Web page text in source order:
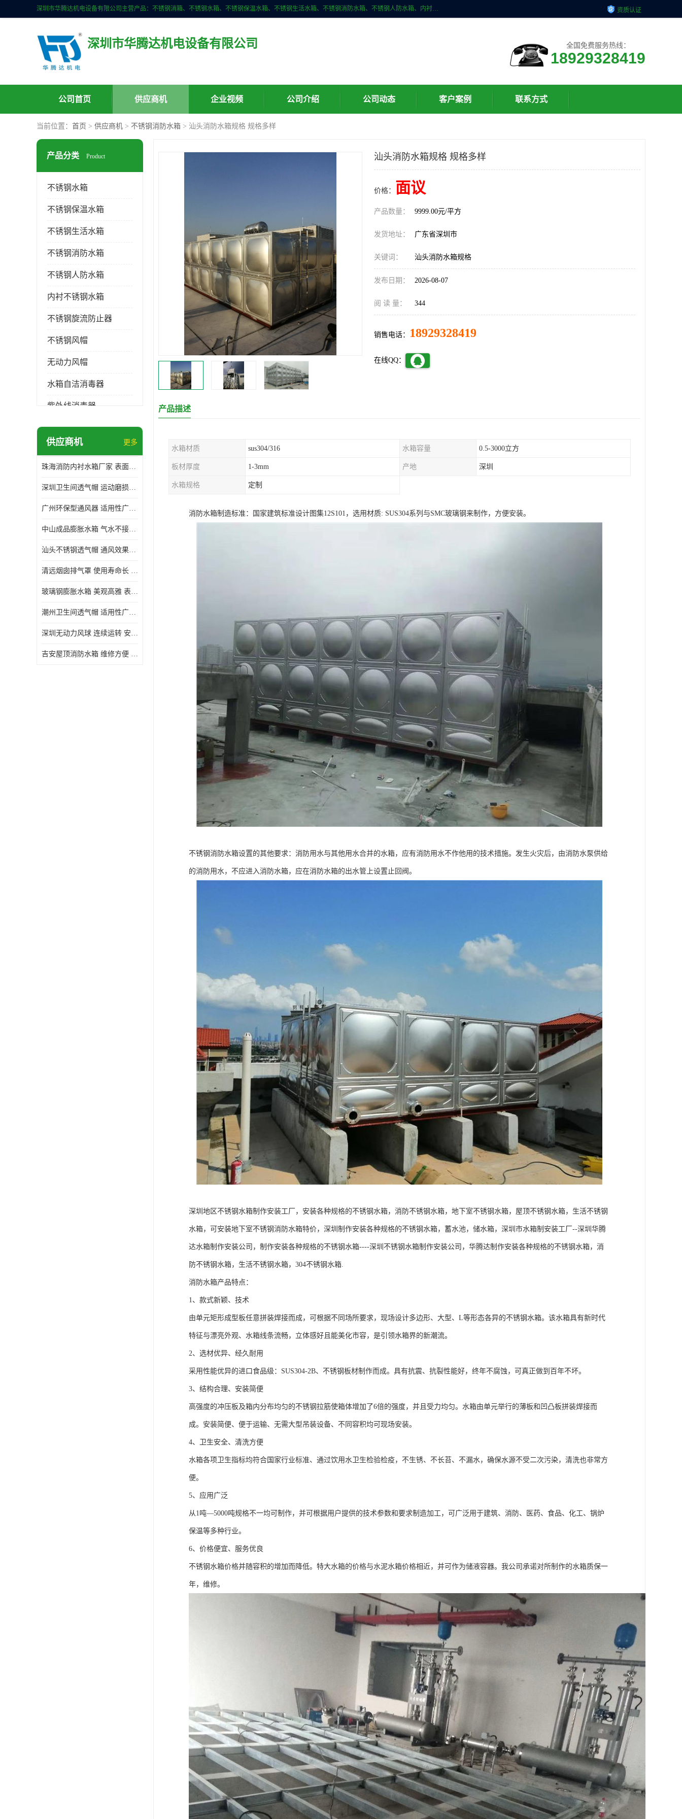
深圳市华腾达机电设备有限公司主营产品：不锈钢消箱、不锈钢水箱、不锈钢保温水箱、不锈钢生活水箱、不锈钢消防水箱、不锈钢人防水箱、内衬不锈钢水箱、膨胀水箱、不锈钢风帽、无动力风帽、水箱自洁消毒器、紫外线消毒器、不锈钢旋流防止器、组合式不锈钢水箱等。 资质认证
深圳市华腾达机电设备有限公司 全国免费服务热线：
18929328419
公司首页 供应商机 企业视频 公司介绍 公司动态 客户案例 联系方式
当前位置： 首页 > 供应商机 > 不锈钢消防水箱 > 汕头消防水箱规格 规格多样
产品分类 Product
不锈钢水箱
不锈钢保温水箱
不锈钢生活水箱
不锈钢消防水箱
不锈钢人防水箱
内衬不锈钢水箱
不锈钢旋流防止器
不锈钢风帽
无动力风帽
水箱自洁消毒器
紫外线消毒器
膨胀水箱
生活水箱
镀锌钢板水箱
供应商机 更多
珠海消防内衬水箱厂家 表面光滑 施工设计合理
深圳卫生间透气帽 运动磨损小 重量轻 无噪音
广州环保型通风器 适用性广泛 灰尘不易附着
中山成品膨胀水箱 气水不接触 一次充气可保持长久使用
汕头不锈钢透气帽 通风效果好 无噪音 无火花
清远烟囱排气罩 使用寿命长 安装简便迅捷
玻璃钢膨胀水箱 美观高雅 表面光洁美观
潮州卫生间透气帽 适用性广泛 可以长期运行
深圳无动力风球 连续运转 安装操作简便
吉安屋顶消防水箱 维修方便 箱体钢度足
汕头消防水箱规格 规格多样
价格： 面议
产品数量： 9999.00元/平方
发货地址： 广东省深圳市
关键词： 汕头消防水箱规格
发布日期： 2026-08-07
阅 读 量： 344
销售电话： 18929328419
在线QQ：
产品描述
水箱材质 sus304/316 水箱容量 0.5-3000立方
板材厚度 1-3mm 产地 深圳
水箱规格 定制
消防水箱制造标准：国家建筑标准设计图集12S101，选用材质: SUS304系列与SMC玻璃钢来制作，方便安装。
不锈钢消防水箱设置的其他要求：消防用水与其他用水合并的水箱，应有消防用水不作他用的技术措施。发生火灾后，由消防水泵供给
的消防用水，不应进入消防水箱，应在消防水箱的出水管上设置止回阀。
深圳地区不锈钢水箱制作安装工厂，安装各种规格的不锈钢水箱，消防不锈钢水箱，地下室不锈钢水箱，屋顶不锈钢水箱，生活不锈钢
水箱，可安装地下室不锈钢消防水箱特价，深圳制作安装各种规格的不锈钢水箱，蓄水池，储水箱，深圳市水箱制安装工厂--深圳华腾
达水箱制作安装公司，制作安装各种规格的不锈钢水箱----深圳不锈钢水箱制作安装公司，华腾达制作安装各种规格的不锈钢水箱，消
防不锈钢水箱，生活不锈钢水箱，304不锈钢水箱.
消防水箱产品特点：
1、款式新颖、技术
由单元矩形成型板任意拼装焊接而成，可根据不同场所要求，现场设计多边形、大型、L等形态各异的不锈钢水箱。该水箱具有新时代
特征与漂亮外观、水箱线条流畅，立体感好且能美化市容，是引领水箱界的新潮流。
2、选材优异、经久耐用
采用性能优异的进口食品级：SUS304-2B、不锈钢板材制作而成。具有抗震、抗裂性能好，终年不腐蚀，可真正做到百年不坏。
3、结构合理、安装简便
高强度的冲压板及箱内分布均匀的不锈钢拉筋使箱体增加了6倍的强度，并且受力均匀。水箱由单元举行的薄板和凹凸板拼装焊接而
成。安装简便、便于运输、无需大型吊装设备、不同容积均可现场安装。
4、卫生安全、清洗方便
水箱各项卫生指标均符合国家行业标准、通过饮用水卫生检验检疫，不生锈、不长苔、不漏水，确保水源不受二次污染，清洗也非常方
便。
5、应用广泛
从1吨—5000吨规格不一均可制作，并可根据用户提供的技术参数和要求制造加工，可广泛用于建筑、消防、医药、食品、化工、锅炉
保温等多种行业。
6、价格便宜、服务优良
不锈钢水箱价格并随容积的增加而降低。特大水箱的价格与水泥水箱价格相近，并可作为储液容器。我公司承诺对所制作的水箱质保一
年，维修。